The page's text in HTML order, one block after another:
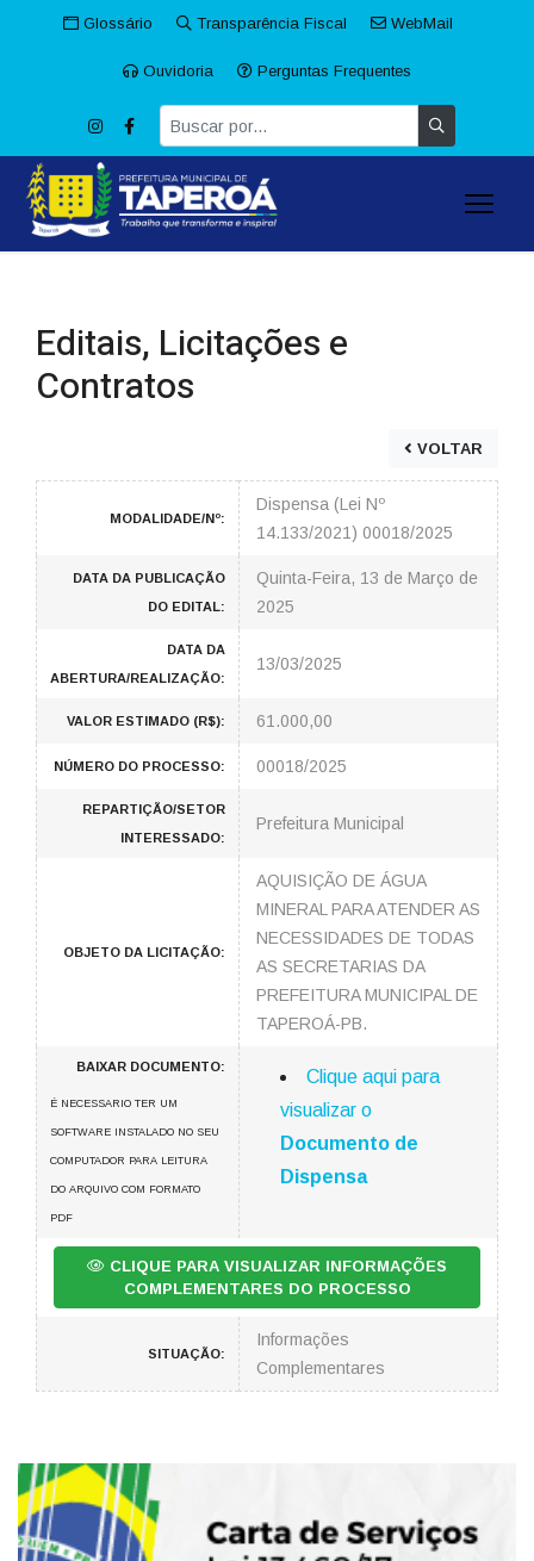
Glossário Transparência Fiscal WebMail
Ouvidoria Perguntas Frequentes
Editais, Licitações e
Contratos
VOLTAR
MODALIDADE/Nº:
Dispensa (Lei Nº
14.133/2021) 00018/2025
DATA DA PUBLICAÇÃO
DO EDITAL:
Quinta-Feira, 13 de Março de
2025
DATA DA
ABERTURA/REALIZAÇÃO:
13/03/2025
VALOR ESTIMADO (R$): 61.000,00
NÚMERO DO PROCESSO: 00018/2025
REPARTIÇÃO/SETOR
INTERESSADO:
Prefeitura Municipal
OBJETO DA LICITAÇÃO:
AQUISIÇÃO DE ÁGUA
MINERAL PARA ATENDER AS
NECESSIDADES DE TODAS
AS SECRETARIAS DA
PREFEITURA MUNICIPAL DE
TAPEROÁ-PB.
BAIXAR DOCUMENTO:
É NECESSARIO TER UM
SOFTWARE INSTALADO NO SEU
COMPUTADOR PARA LEITURA
DO ARQUIVO COM FORMATO
PDF
Clique aqui para
visualizar o
Documento de
Dispensa
CLIQUE PARA VISUALIZAR INFORMAÇÕES
COMPLEMENTARES DO PROCESSO
SITUAÇÃO:
Informações
Complementares